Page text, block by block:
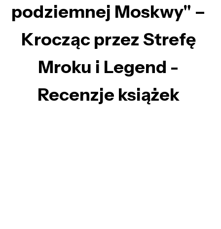
podziemnej Moskwy" –
Krocząc przez Strefę
Mroku i Legend -
Recenzje książek